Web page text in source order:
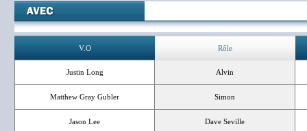
V.O Rôle
Justin Long Alvin
Matthew Gray Gubler Simon
Jason Lee Dave Seville